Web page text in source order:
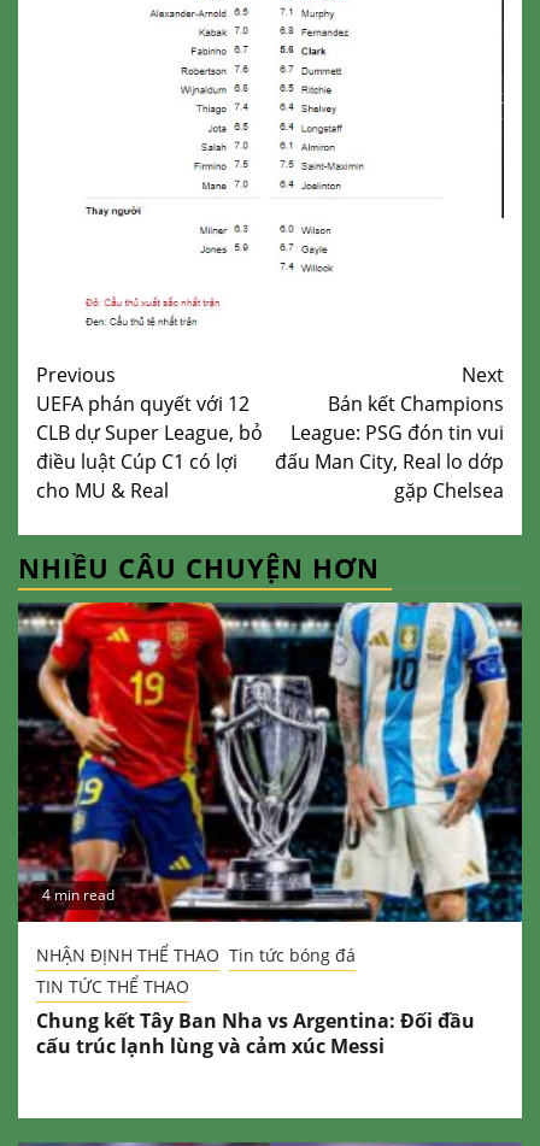
Continue
Reading
Previous
UEFA phán quyết với 12
CLB dự Super League, bỏ
điều luật Cúp C1 có lợi
cho MU & Real
Next
Bán kết Champions
League: PSG đón tin vui
đấu Man City, Real lo dớp
gặp Chelsea
NHIỀU CÂU CHUYỆN HƠN
4 min read
NHẬN ĐỊNH THỂ THAO Tin tức bóng đá
TIN TỨC THỂ THAO
Chung kết Tây Ban Nha vs Argentina: Đối đầu
cấu trúc lạnh lùng và cảm xúc Messi